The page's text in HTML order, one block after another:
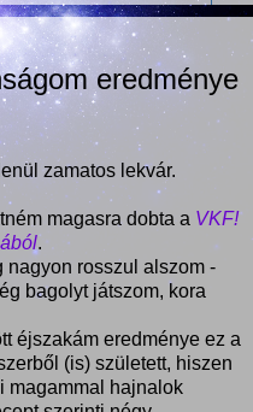
eredménye
zamatos lekvár.
magasra dobta a VKF!
.
nagyon rosszul alszom -
bagolyt játszom, kora
éjszakám eredménye ez a
(is) született, hiszen
magammal hajnalok